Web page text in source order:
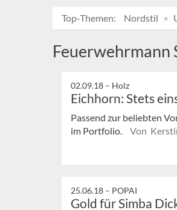
Top-Themen: Nordstil
Feuerwehrmann
02.09.18 – Holz
Eichhorn: Stets
Passend zur beliebten
im Portfolio.
Von
25.06.18 – POPAI
Gold für Simba